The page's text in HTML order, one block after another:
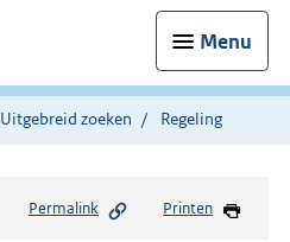
Menu
Uitgebreid zoeken Regeling
Permalink Printen